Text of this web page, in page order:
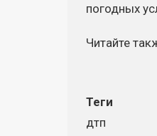
погодных
Читайте
Теги
дтп